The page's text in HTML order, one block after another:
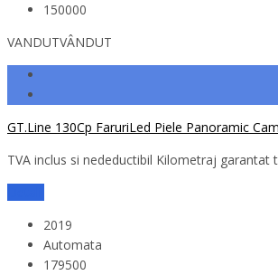
150000
VANDUTVÂNDUT
GT.Line 130Cp FaruriLed Piele Panoramic
TVA inclus si nedeductibil Kilometraj
2019
Automata
179500